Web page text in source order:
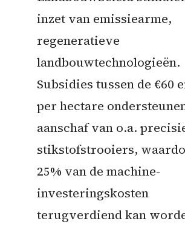
inzet van emissiearme,
regeneratieve
landbouwtechnologieën.
Subsidies tussen de €60
per hectare
aanschaf van o.a.
stikstofstrooiers,
25% van de machine-
investeringskosten
terugverdiend kan